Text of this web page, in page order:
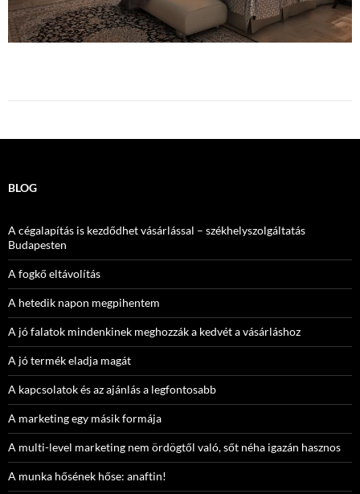
BLOG
A cégalapítás is kezdődhet vásárlással – székhelyszolgáltatás
Budapesten
A fogkő eltávolítás
A hetedik napon megpihentem
A jó falatok mindenkinek meghozzák a kedvét a vásárláshoz
A jó termék eladja magát
A kapcsolatok és az ajánlás a legfontosabb
A marketing egy másik formája
A multi-level marketing nem ördögtől való, sőt néha igazán hasznos
A munka hősének hőse: anaftin!